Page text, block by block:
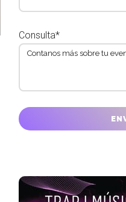
Consulta*